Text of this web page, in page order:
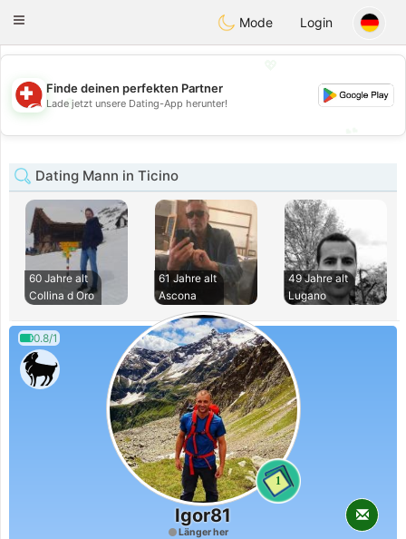
Suissi
Toggle
Mode Login
💖
💕
Finde deinen perfekten Partner
Lade jetzt unsere Dating-App herunter!
Dating Mann in Ticino
60 Jahre alt
Collina d Oro
61 Jahre alt
Ascona
49 Jahre alt
Lugano
0.8/1
1
Igor81
Länger her